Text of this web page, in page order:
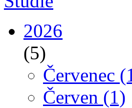
2026
(5)
Červenec
Červen (1)